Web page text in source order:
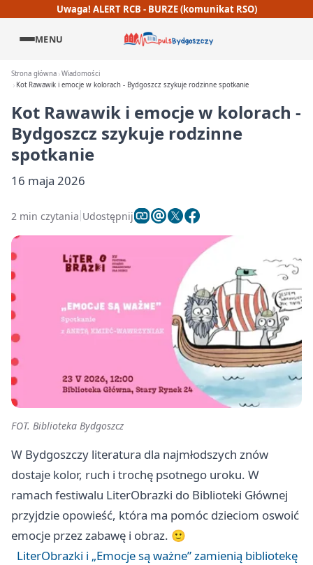
Uwaga! ALERT RCB - BURZE (komunikat RSO)
MENU
Strona główna Wiadomości
Kot Rawawik i emocje w kolorach - Bydgoszcz szykuje rodzinne spotkanie
Kot Rawawik i emocje w kolorach -
Bydgoszcz szykuje rodzinne
spotkanie
16 maja 2026
2 min czytania Udostępnij
FOT. Biblioteka Bydgoszcz
W Bydgoszczy literatura dla najmłodszych znów
dostaje kolor, ruch i trochę psotnego uroku. W
ramach festiwalu LiterObrazki do Biblioteki Głównej
przyjdzie opowieść, która ma pomóc dzieciom oswoić
emocje przez zabawę i obraz. 🙂
LiterObrazki i „Emocje są ważne” zamienią bibliotekę